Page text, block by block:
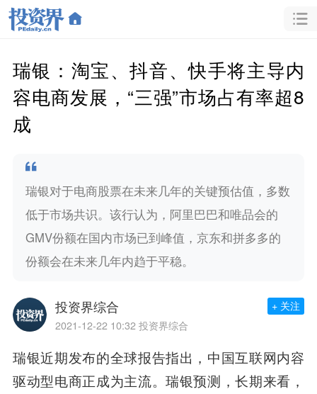
瑞银：淘宝、抖音、快手将主导内
容电商发展，“三强”市场占有率超8
成
瑞银对于电商股票在未来几年的关键预估值，多数
低于市场共识。该行认为，阿里巴巴和唯品会的
GMV份额在国内市场已到峰值，京东和拼多多的
份额会在未来几年内趋于平稳。
投资界综合
2021-12-22 10:32 投资界综合
+ 关注
瑞银近期发布的全球报告指出，中国互联网内容
驱动型电商正成为主流。瑞银预测，长期来看，